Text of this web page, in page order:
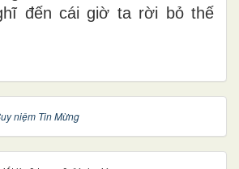
đến cái giờ ta rời bỏ thế
niệm Tin Mừng